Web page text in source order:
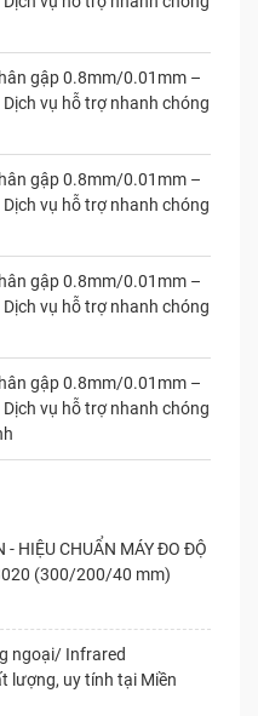
gập 0.8mm/0.01mm –
vụ hỗ trợ nhanh chóng
gập 0.8mm/0.01mm –
vụ hỗ trợ nhanh chóng
gập 0.8mm/0.01mm –
vụ hỗ trợ nhanh chóng
gập 0.8mm/0.01mm –
vụ hỗ trợ nhanh chóng
- HIỆU CHUẨN MÁY ĐO ĐỘ
(300/200/40 mm)
ngoại/ Infrared
lượng, uy tính tại Miền